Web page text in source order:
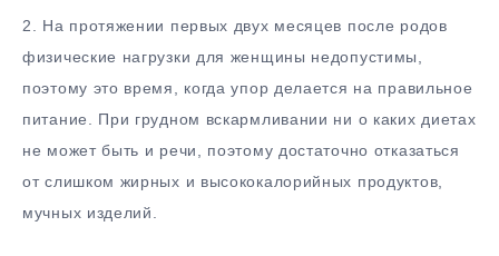
2. На протяжении первых двух месяцев после родов
физические нагрузки для женщины недопустимы,
поэтому это время, когда упор делается на правильное
питание. При грудном вскармливании ни о каких диетах
не может быть и речи, поэтому достаточно отказаться
от слишком жирных и высококалорийных продуктов,
мучных изделий.